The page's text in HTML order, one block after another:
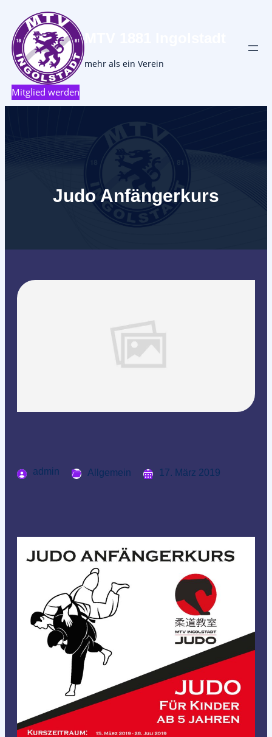
MTV 1881 Ingolstadt
mehr als ein Verein
Mitglied werden
Judo Anfängerkurs
admin Allgemein 17. März 2019